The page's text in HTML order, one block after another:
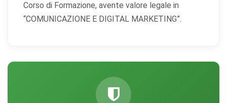
Corso di Formazione, avente valore legale in
“COMUNICAZIONE E DIGITAL MARKETING”.